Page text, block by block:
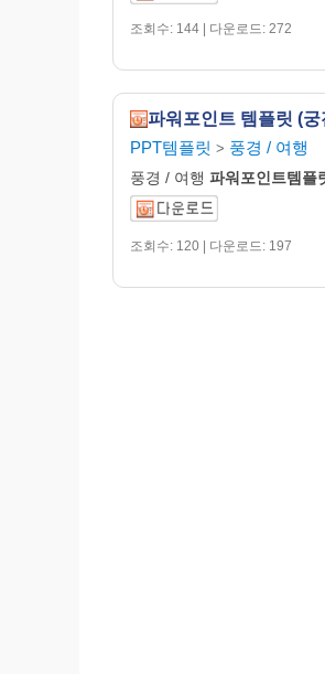
조회수: 144 | 다운로드: 272
파워포인트 템플릿 (궁
PPT템플릿 > 풍경 / 여행
풍경 / 여행 파워포인트템플
조회수: 120 | 다운로드: 197